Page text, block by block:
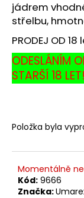
jádrem
střelbu,
PRODEJ OD 18
ODESLÁNÍM
STARŠÍ 18
Položka byla
Momentálně
Kód: 9666
Značka:
o
u
č
u